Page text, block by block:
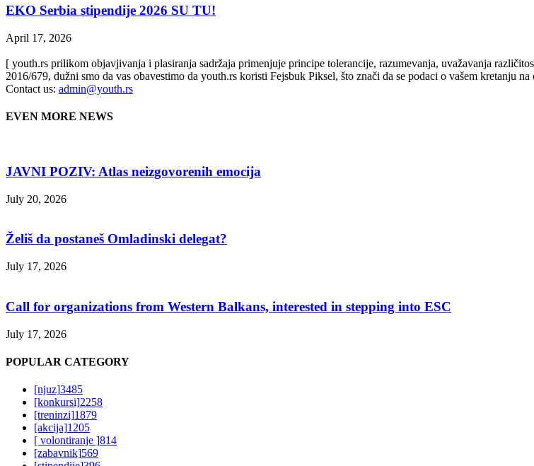
EKO Serbia stipendije 2026 SU TU!
April 17, 2026
[ youth.rs prilikom objavjivanja i plasiranja sadržaja primenjuje principe tolerancije, razumevanja, uvažavanja
2016/679, dužni smo da vas obavestimo da youth.rs koristi Fejsbuk Piksel, što znači da se podaci o vašem kretanju
Contact us: admin@youth.rs
EVEN MORE NEWS
JAVNI POZIV: Atlas neizgovorenih emocija
July 20, 2026
Želiš da postaneš Omladinski delegat?
July 17, 2026
Call for organizations from Western Balkans, interested in stepping into ESC
July 17, 2026
POPULAR CATEGORY
[njuz]3485
[konkursi]2258
[treninzi]1879
[akcija]1205
[ volontiranje ]814
[zabavnik]569